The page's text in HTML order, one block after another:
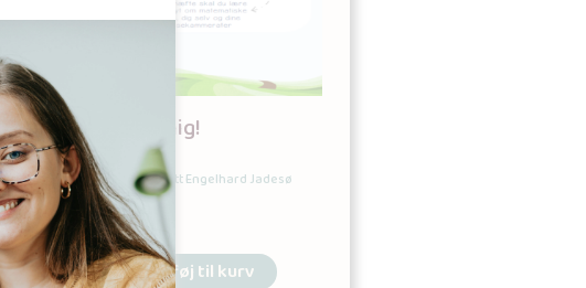
Tal om mig!
Udgives af: Britt Engelhard Jadesø
15,00kr
Tilføj til kurv